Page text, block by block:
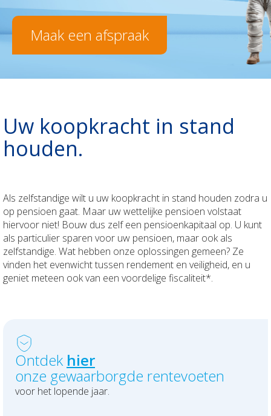
Jouw familie
Jouw pensioen
Duurzaamheid
Uw aansprakelijkheid
Uw inkomsten
Polis Check
Uw personeel
Uw voertuigen
Uw aansprakelijkheid
Uw financiën
Polis Check
BOUWSECTOR
Uw personeel
Uw voertuigen
Bedrijfsleider
Uw werven
Over ons
Contact
Uw schadeaangifte
Maak een afspraak
Uw koopkracht in stand
houden.
Als zelfstandige wilt u uw koopkracht in stand houden zodra u
op pensioen gaat. Maar uw wettelijke pensioen volstaat
hiervoor niet! Bouw dus zelf een pensioenkapitaal op. U kunt
als particulier sparen voor uw pensioen, maar ook als
zelfstandige. Wat hebben onze oplossingen gemeen? Ze
vinden het evenwicht tussen rendement en veiligheid, en u
geniet meteen ook van een voordelige fiscaliteit*.
Ontdek hier
onze gewaarborgde rentevoeten
voor het lopende jaar.